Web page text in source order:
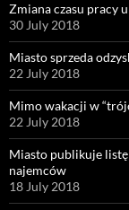
Zmiana czasu pracy
30 July 2018
Miasto sprzeda
22 July 2018
Mimo wakacji w
22 July 2018
Miasto publikuje
najemców
18 July 2018